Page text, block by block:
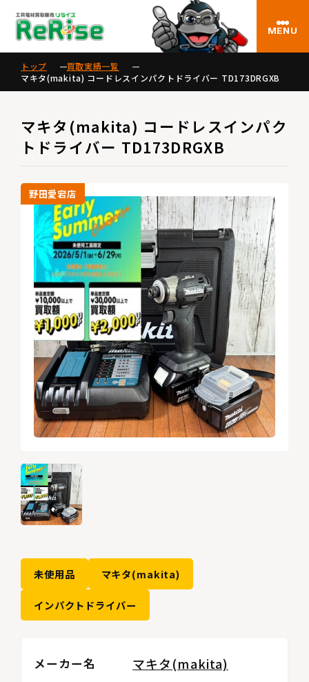
MENU
トップ
買取実績一覧
マキタ(makita) コードレスインパクトドライバー TD173DRGXB
マキタ(makita) コードレスインパク
トドライバー TD173DRGXB
野田愛宕店
未使用品 マキタ(makita)
インパクトドライバー
メーカー名 マキタ(makita)